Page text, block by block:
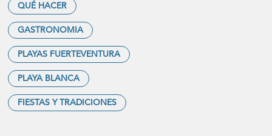
QUÉ HACER
GASTRONOMIA
PLAYAS FUERTEVENTURA
PLAYA BLANCA
FIESTAS Y TRADICIONES